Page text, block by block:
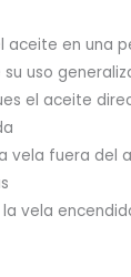
aceite en una
uso
el aceite
vela fuera del
vela